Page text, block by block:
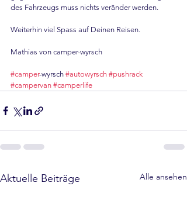
des Fahrzeugs muss nichts veränder werden.
Weiterhin viel Spass auf Deinen Reisen.
Mathias von camper-wyrsch
#camper-wyrsch #autowyrsch #pushrack
#campervan #camperlife
Aktuelle Beiträge Alle ansehen